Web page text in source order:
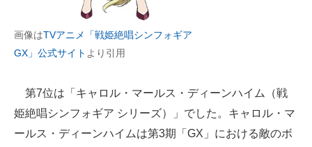
画像はTVアニメ「戦姫絶唱シンフォギア
GX」公式サイト より引用
第7位は「キャロル・マールス・ディーンハイム（戦
姫絶唱シンフォギア シリーズ）」でした。キャロル・マ
ールス・ディーンハイムは第3期「GX」における敵のボ